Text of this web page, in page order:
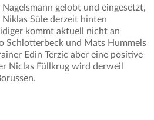
gelobt und eingesetzt,
Niklas Süle derzeit hinten
kommt aktuell nicht an
Schlotterbeck und Mats Hummels
Edin Terzic aber eine positive
Niclas Füllkrug wird derweil